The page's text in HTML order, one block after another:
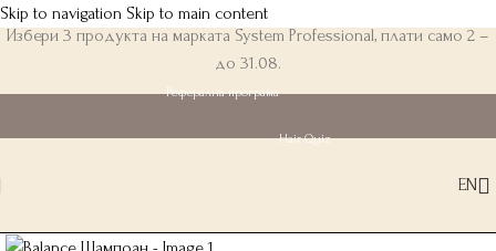
Skip to navigation Skip to main content
Избери 3 продукта на марката System Professional, плати само 2 –
до 31.08.
Реферална програма
Hair Quiz
EN